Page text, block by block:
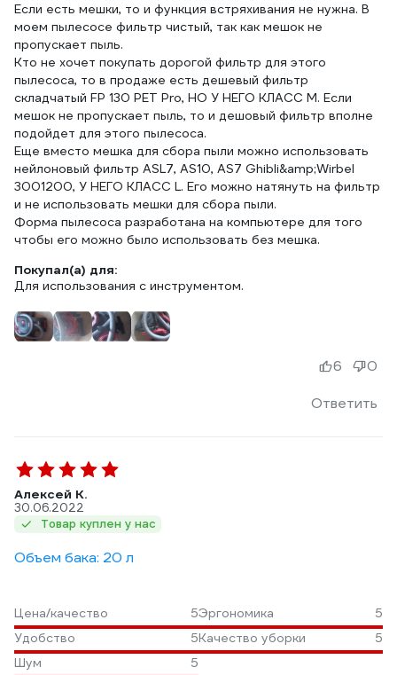
Если есть мешки, то и функция встряхивания не нужна. В
моем пылесосе фильтр чистый, так как мешок не
пропускает пыль.
Кто не хочет покупать дорогой фильтр для этого
пылесоса, то в продаже есть дешевый фильтр
складчатый FP 130 PET Pro, НО У НЕГО КЛАСС М. Если
мешок не пропускает пыль, то и дешовый фильтр вполне
подойдет для этого пылесоса.
Еще вместо мешка для сбора пыли можно использовать
нейлоновый фильтр ASL7, AS10, AS7 Ghibli&amp;Wirbel
3001200, У НЕГО КЛАСС L. Его можно натянуть на фильтр
и не использовать мешки для сбора пыли.
Форма пылесоса разработана на компьютере для того
чтобы его можно было использовать без мешка.
Покупал(а) для:
Для использования с инструментом.
Ответить
6 0
Алексей К.
30.06.2022
Товар куплен у нас
Объем бака: 20 л
Цена/качество 5Эргономика
5
Удобство
5Качество уборки
5
Шум
5